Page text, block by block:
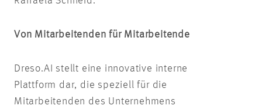
Von Mitarbeitenden für Mitarbeitende
Dreso.AI stellt eine innovative interne
Plattform dar, die speziell für die
Mitarbeitenden des Unternehmens